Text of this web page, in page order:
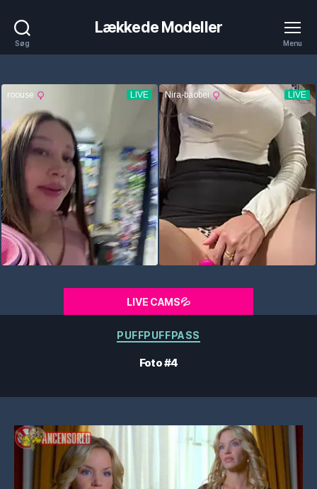
Søg
Lækkede Modeller
Menu
LIVE CAMS💦
Kategorier
PUFFPUFFPASS
Foto #4